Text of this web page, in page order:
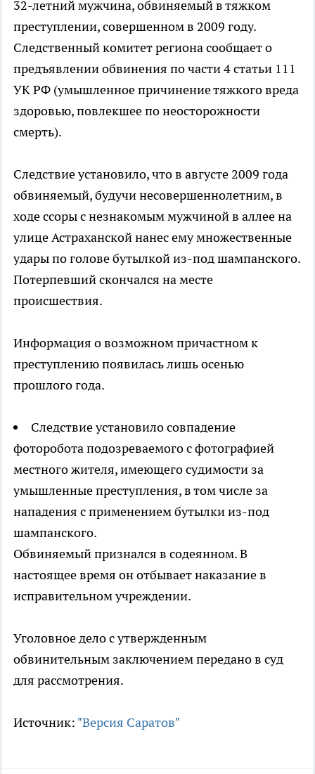
32-летний мужчина, обвиняемый в тяжком
преступлении, совершенном в 2009 году.
Следственный комитет региона сообщает о
предъявлении обвинения по части 4 статьи 111
УК РФ (умышленное причинение тяжкого вреда
здоровью, повлекшее по неосторожности
смерть).
Следствие установило, что в августе 2009 года
обвиняемый, будучи несовершеннолетним, в
ходе ссоры с незнакомым мужчиной в аллее на
улице Астраханской нанес ему множественные
удары по голове бутылкой из-под шампанского.
Потерпевший скончался на месте
происшествия.
Информация о возможном причастном к
преступлению появилась лишь осенью
прошлого года.
Следствие установило совпадение
фоторобота подозреваемого с фотографией
местного жителя, имеющего судимости за
умышленные преступления, в том числе за
нападения с применением бутылки из-под
шампанского.
Обвиняемый признался в содеянном. В
настоящее время он отбывает наказание в
исправительном учреждении.
Уголовное дело с утвержденным
обвинительным заключением передано в суд
для рассмотрения.
Источник: "Версия Саратов"